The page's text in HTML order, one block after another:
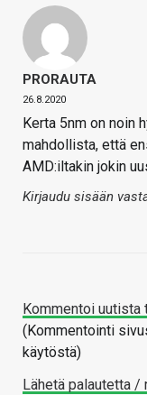
PRORAUTA
26.8.2020
Kerta 5nm on noin
mahdollista, että
AMD:iltakin jokin
Kirjaudu sisään
Kommentoi
(Kommentointi
käytöstä)
Lähetä palautetta